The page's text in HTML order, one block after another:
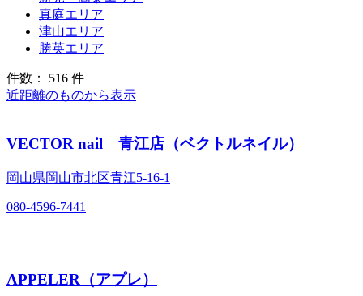
真庭エリア
津山エリア
勝英エリア
件数： 516 件
近距離のものから表示
VECTOR nail 青江店（ベクトルネイル）
岡山県岡山市北区青江5‐16‐1
080-4596-7441
APPELER（アプレ）